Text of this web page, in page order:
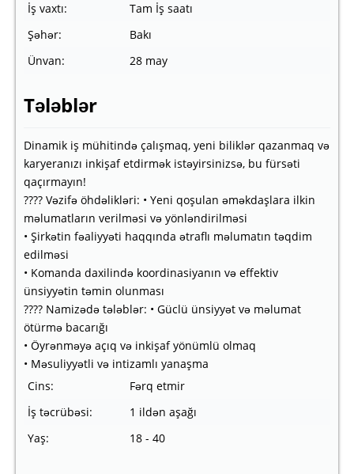
İş vaxtı:
Tam İş saatı
Şəhər:
Bakı
Ünvan:
28 may
Tələblər
Dinamik iş mühitində çalışmaq, yeni biliklər qazanmaq və
karyeranızı inkişaf etdirmək istəyirsinizsə, bu fürsəti
qaçırmayın!
???? Vəzifə öhdəlikləri: • Yeni qoşulan əməkdaşlara ilkin
məlumatların verilməsi və yönləndirilməsi
• Şirkətin fəaliyyəti haqqında ətraflı məlumatın təqdim
edilməsi
• Komanda daxilində koordinasiyanın və effektiv
ünsiyyətin təmin olunması
???? Namizədə tələblər: • Güclü ünsiyyət və məlumat
ötürmə bacarığı
• Öyrənməyə açıq və inkişaf yönümlü olmaq
• Məsuliyyətli və intizamlı yanaşma
Cins:
Fərq etmir
İş təcrübəsi:
1 ildən aşağı
Yaş:
18 - 40